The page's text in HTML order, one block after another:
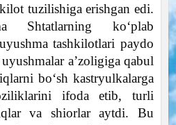
tuzilishiga erishgan edi.
Shtatlarning ko‘plab
tashkilotlari paydo
a’zoligiga qabul
bo‘sh kastryulkalarga
ifoda etib, turli
va shiorlar aytdi. Bu